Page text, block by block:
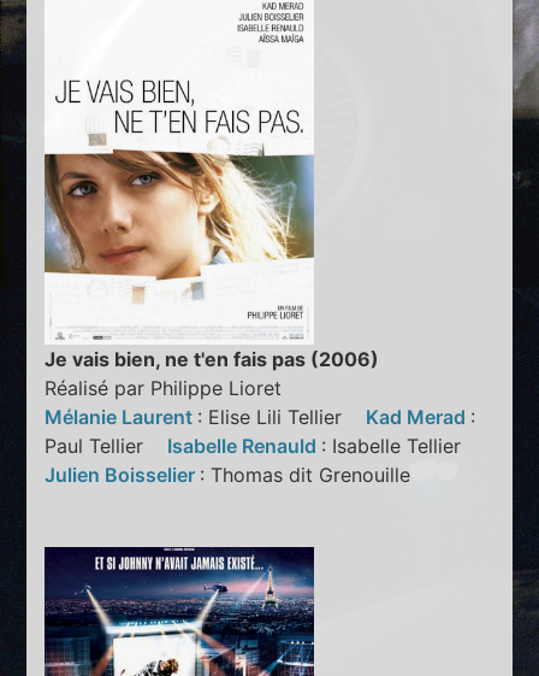
Je vais bien, ne t'en fais pas (2006)
Réalisé par Philippe Lioret
Mélanie Laurent : Elise Lili Tellier Kad Merad :
Paul Tellier Isabelle Renauld : Isabelle Tellier
Julien Boisselier : Thomas dit Grenouille